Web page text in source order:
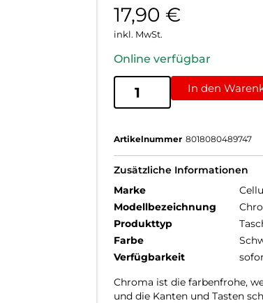
17,90 €
inkl. MwSt.
Online verfügbar
In den
Artikelnummer 8018080489747
Zusätzliche Informationen
Marke
Modellbezeichnung
Produkttyp
Farbe
Verfügbarkeit
Chroma ist die farbenfrohe,
und die Kanten und Tasten